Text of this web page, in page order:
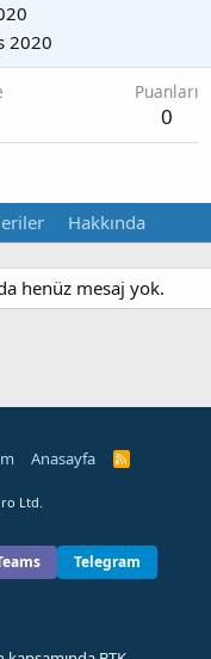
2020
Puanları
0
Hakkında
henüz mesaj yok.
Anasayfa
R
Ltd.
Telegram